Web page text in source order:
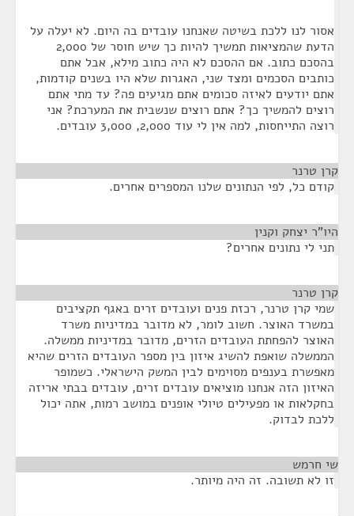
אסור לנו ללכת בשיטה שאנחנו עובדים בה היום. לא יעלה על
הדעת שהמציאות תמשיך להיות כך שיש חוסר של 2,000
בהסכם כתוב. אם ההסכם לא היה כתוב מילא, אבל אתם
כותבים הסכמים ומצד שני, האגרות שלא היו בשנים קודמות,
אתם יודעים לאיזה סכומים אתם מגיעים פה? עד מתי אתם
רוצים להמשיך כך? אתם רוצים שנשבית את המערכת? אני
רוצה התייחסות, למה אין לי עוד 2,000, 3,000 עובדים.
קרן טרנר
קודם כל, לפי הנתונים שלנו המספרים אחרים.
היו"ר יצחק וקנין
תני לי נתונים אחרים?
קרן טרנר
שמי קרן טרנר, רכזת פנים ועובדים זרים באגף תקציבים
במשרד האוצר. חשוב לומר, לא מדובר במדיניות משרד
האוצר להפחתת העובדים הזרים, מדובר במדיניות ממשלה.
הממשלה שואפת להשיג איזון בין מספר העובדים הזרים שהיא
מאפשרת בענפים מסוימים לבין המשק הישראלי. כשמופר
האיזון הזה אנחנו מוציאים עובדים זרים, עובדים בבתי אריזה
בחקלאות או מפעילים טיולי אופנים במושב רמות, אתה יכול
ללכת לבדוק.
שי חרמש
זו לא תשובה. זה היה מיותר.